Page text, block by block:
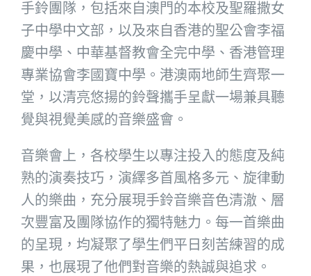
手鈴團隊，包括來自澳門的本校及聖羅撒女
子中學中文部，以及來自香港的聖公會李福
慶中學、中華基督教會全完中學、香港管理
專業協會李國寶中學。港澳兩地師生齊聚一
堂，以清亮悠揚的鈴聲攜手呈獻一場兼具聽
覺與視覺美感的音樂盛會。
音樂會上，各校學生以專注投入的態度及純
熟的演奏技巧，演繹多首風格多元、旋律動
人的樂曲，充分展現手鈴音樂音色清澈、層
次豐富及團隊協作的獨特魅力。每一首樂曲
的呈現，均凝聚了學生們平日刻苦練習的成
果，也展現了他們對音樂的熱誠與追求。